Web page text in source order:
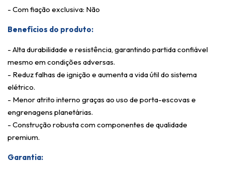
- Com fiação exclusiva: Não
Benefícios do produto:
- Alta durabilidade e resistência, garantindo partida confiável
mesmo em condições adversas.
- Reduz falhas de ignição e aumenta a vida útil do sistema
elétrico.
- Menor atrito interno graças ao uso de porta-escovas e
engrenagens planetárias.
- Construção robusta com componentes de qualidade
premium.
Garantia: